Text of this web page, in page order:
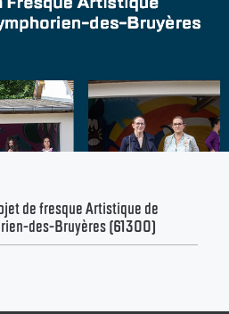
de fresque Artistique de
des-Bruyères (61300)